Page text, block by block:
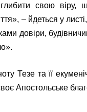
свою віру,
– йдеться у
довіри,
Тезе та її
Апостольське